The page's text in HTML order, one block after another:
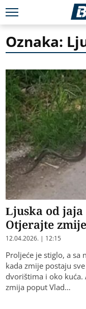
Oznaka:
Ljuska od
Otjerajte
12.04.2026. | 12:15
Proljeće je stiglo, a
kada zmije postaju
dvorištima i oko kuća.
zmija poput Vlad…